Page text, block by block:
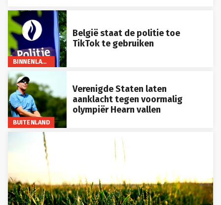
BINNENLAND
België staat de politie toe
TikTok te gebruiken
BUITENLAND
Verenigde Staten laten
aanklacht tegen voormalig
olympiër Hearn vallen